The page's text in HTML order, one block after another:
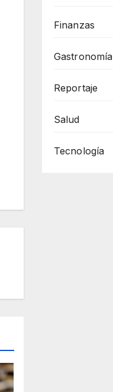
Finanzas
Gastronomía
Reportaje
Salud
Tecnología